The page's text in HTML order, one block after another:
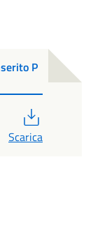
P
Scarica